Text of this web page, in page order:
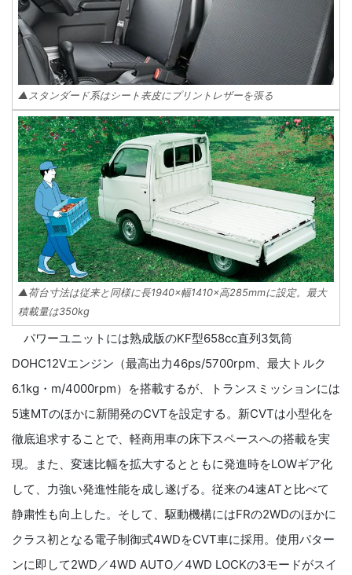
▲スタンダード系はシート表皮にプリントレザーを張る
▲荷台寸法は従来と同様に長1940×幅1410×高285mmに設定。最大
積載量は350kg
パワーユニットには熟成版のKF型658cc直列3気筒
DOHC12Vエンジン（最高出力46ps/5700rpm、最大トルク
6.1kg・m/4000rpm）を搭載するが、トランスミッションには
5速MTのほかに新開発のCVTを設定する。新CVTは小型化を
徹底追求することで、軽商用車の床下スペースへの搭載を実
現。また、変速比幅を拡大するとともに発進時をLOWギア化
して、力強い発進性能を成し遂げる。従来の4速ATと比べて
静粛性も向上した。そして、駆動機構にはFRの2WDのほかに
クラス初となる電子制御式4WDをCVT車に採用。使用パター
ンに即して2WD／4WD AUTO／4WD LOCKの3モードがスイ